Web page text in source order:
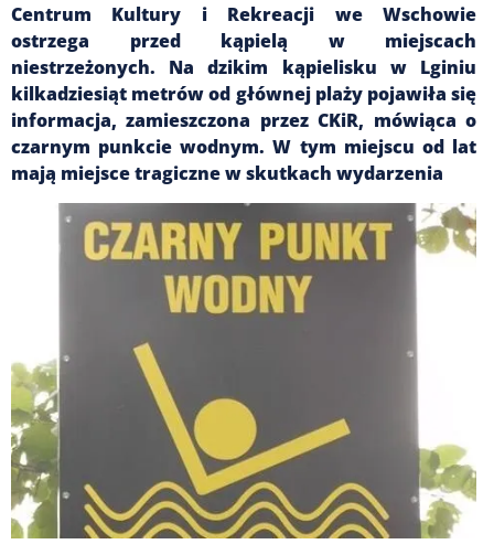
Centrum Kultury i Rekreacji we Wschowie
ostrzega przed kąpielą w miejscach
niestrzeżonych. Na dzikim kąpielisku w Lginiu
kilkadziesiąt metrów od głównej plaży pojawiła się
informacja, zamieszczona przez CKiR, mówiąca o
czarnym punkcie wodnym. W tym miejscu od lat
mają miejsce tragiczne w skutkach wydarzenia